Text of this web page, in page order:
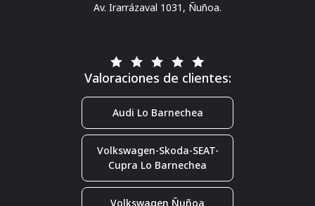
Valoraciones de clientes:
Audi Lo Barnechea
Volkswagen-Skoda-SEAT-
Cupra Lo Barnechea
Volkswagen Ñuñoa
Av. Irarrázaval 1031, Ñuñoa.